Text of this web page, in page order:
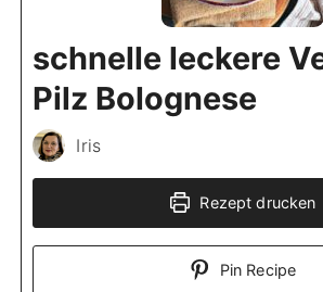
schnelle leckere
Pilz Bolognese
Iris
Rezept drucken
Pin Recipe